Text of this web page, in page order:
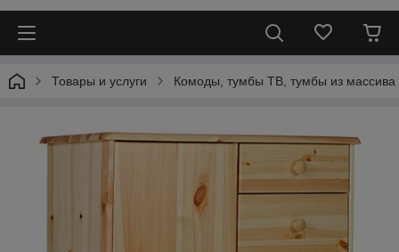
Товары и услуги Комоды, тумбы ТВ, тумбы из массива